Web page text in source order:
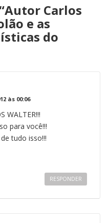
Autor Carlos
e as
do
às 00:06
WALTER!!!
para você!!!
tudo isso!!!
RESPONDER